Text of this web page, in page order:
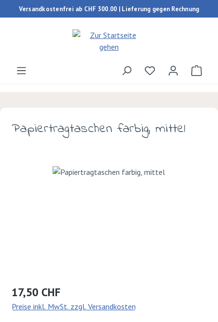
Zum Hauptinhalt springen
Versandkostenfrei ab CHF 300.00 | Lieferung gegen Rechnung
Du hast 0
Papiertragtaschen farbig, mittel
Bildergalerie überspringen
Regulärer Preis:
17,50 CHF
Preise inkl. MwSt. zzgl. Versandkosten